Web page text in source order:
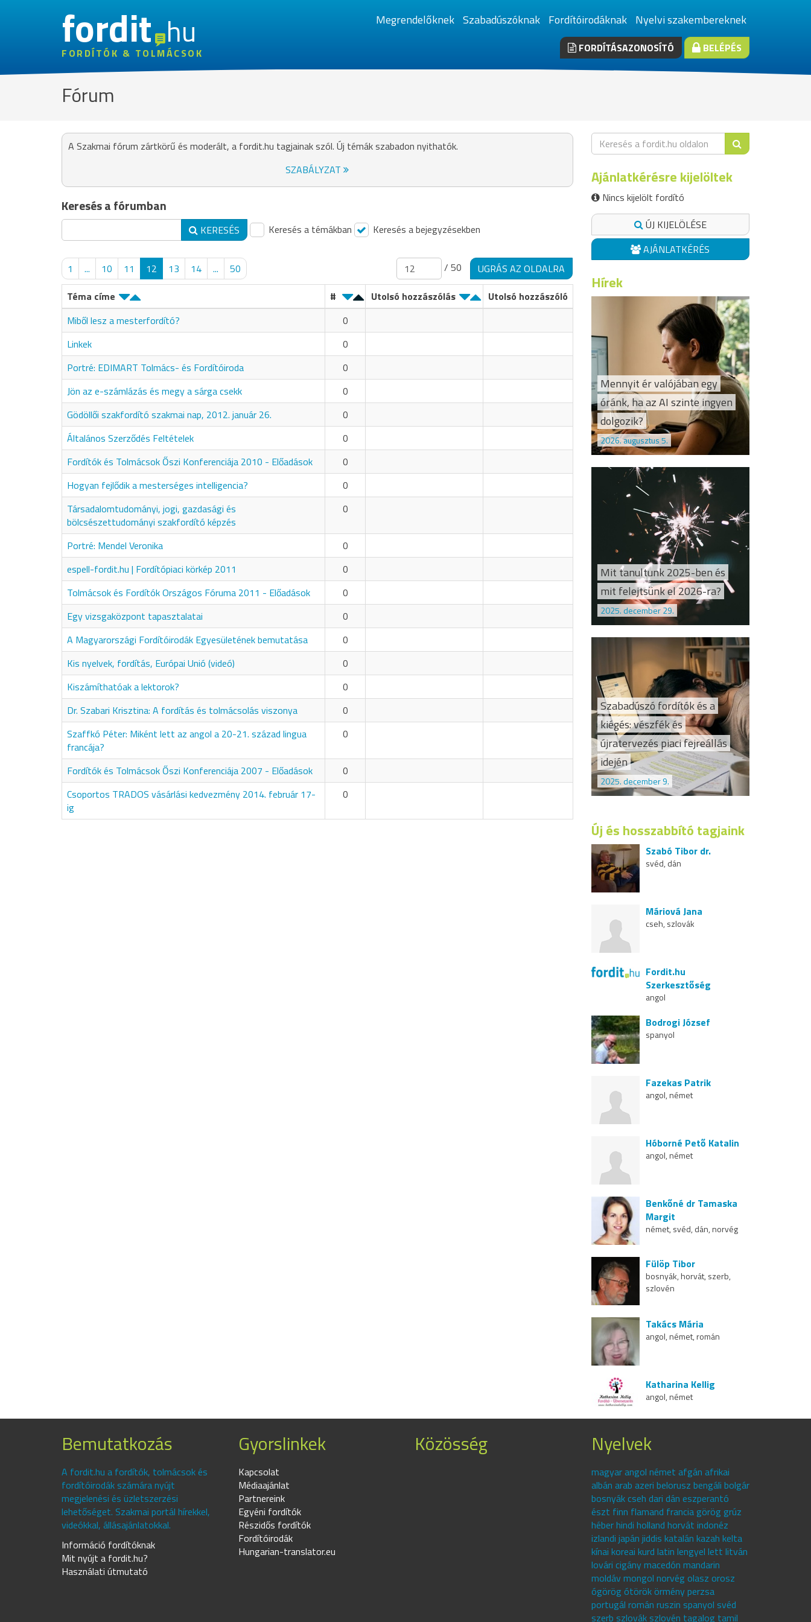
fordithu
FORDÍTÓK & TOLMÁCSOK
Megrendelőknek Szabadúszóknak Fordítóirodáknak Nyelvi szakembereknek
FORDÍTÁSAZONOSÍTÓ BELÉPÉS
Fórum
A Szakmai fórum zártkörű és moderált, a fordit.hu tagjainak szól. Új témák szabadon nyithatók.
SZABÁLYZAT
Keresés a fórumban
KERESÉS Keresés a témákban Keresés a bejegyzésekben
1 ... 10 11 12 13 14 ... 50 / 50
UGRÁS AZ OLDALRA
Téma címe
# Utolsó hozzászólás
Utolsó hozzászóló
Miből lesz a mesterfordító?
0
Linkek
0
Portré: EDIMART Tolmács- és Fordítóiroda
0
Jön az e-számlázás és megy a sárga csekk
0
Gödöllői szakfordító szakmai nap, 2012. január 26.
0
Általános Szerződés Feltételek
0
Fordítók és Tolmácsok Őszi Konferenciája 2010 - Előadások
0
Hogyan fejlődik a mesterséges intelligencia?
0
Társadalomtudományi, jogi, gazdasági és
bölcsészettudományi szakfordító képzés
0
Portré: Mendel Veronika
0
espell-fordit.hu | Fordítópiaci körkép 2011
0
Tolmácsok és Fordítók Országos Fóruma 2011 - Előadások
0
Egy vizsgaközpont tapasztalatai
0
A Magyarországi Fordítóirodák Egyesületének bemutatása
0
Kis nyelvek, fordítás, Európai Unió (videó)
0
Kiszámíthatóak a lektorok?
0
Dr. Szabari Krisztina: A fordítás és tolmácsolás viszonya
0
Szaffkó Péter: Miként lett az angol a 20-21. század lingua
francája?
0
Fordítók és Tolmácsok Őszi Konferenciája 2007 - Előadások
0
Csoportos TRADOS vásárlási kedvezmény 2014. február 17-
ig
0
Ajánlatkérésre kijelöltek
Nincs kijelölt fordító
ÚJ KIJELÖLÉSE
AJÁNLATKÉRÉS
Hírek
Mennyit ér valójában egy
óránk, ha az AI szinte ingyen
dolgozik?
2026. augusztus 5.
Mit tanultunk 2025-ben és
mit felejtsünk el 2026-ra?
2025. december 29.
Szabadúszó fordítók és a
kiégés: vészfék és
újratervezés piaci fejreállás
idején
2025. december 9.
Új és hosszabbító tagjaink
Szabó Tibor dr.
svéd, dán
Máriová Jana
cseh, szlovák
Fordit.hu
Szerkesztőség
angol
Bodrogi József
spanyol
Fazekas Patrik
angol, német
Hóborné Pető Katalin
angol, német
Benkőné dr Tamaska
Margit
német, svéd, dán, norvég
Fülöp Tibor
bosnyák, horvát, szerb,
szlovén
Takács Mária
angol, német, román
Katharina Kellig
angol, német
Bemutatkozás
A fordit.hu a fordítók, tolmácsok és
fordítóirodák számára nyújt
megjelenési és üzletszerzési
lehetőséget. Szakmai portál hírekkel,
videókkal, állásajánlatokkal.
Információ fordítóknak
Mit nyújt a fordit.hu?
Használati útmutató
Gyorslinkek
Kapcsolat
Médiaajánlat
Partnereink
Egyéni fordítók
Részidős fordítók
Fordítóirodák
Hungarian-translator.eu
Közösség Nyelvek
magyar angol német afgán afrikai
albán arab azeri belorusz bengáli bolgár
bosnyák cseh dari dán eszperantó
észt finn flamand francia görög grúz
héber hindi holland horvát indonéz
izlandi japán jiddis katalán kazah kelta
kínai koreai kurd latin lengyel lett litván
lovári cigány macedón mandarin
moldáv mongol norvég olasz orosz
ógörög ótörök örmény perzsa
portugál román ruszin spanyol svéd
szerb szlovák szlovén tagalog tamil